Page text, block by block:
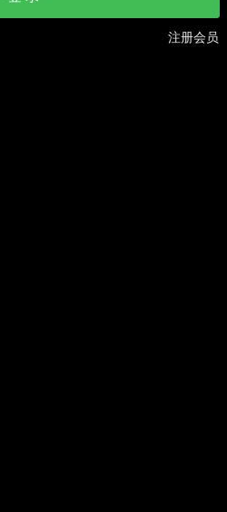
注册会员